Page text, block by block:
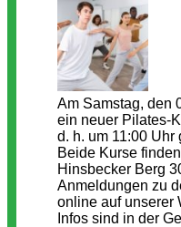
Am Samstag, den
ein neuer Pilates-
d. h. um 11:00 Uhr
Beide Kurse
Hinsbecker Berg
Anmeldungen zu
online auf unserer
Infos sind in der